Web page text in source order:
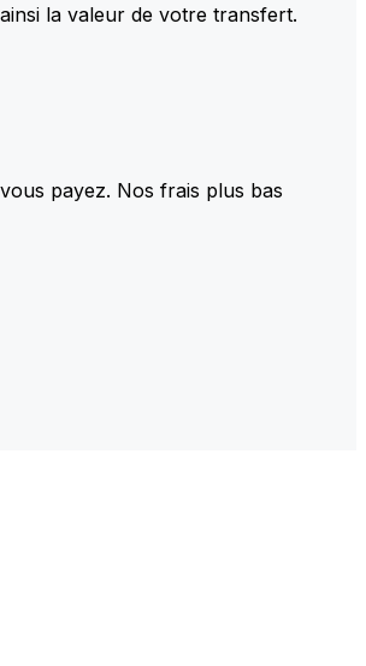
la valeur de votre transfert.
payez. Nos frais plus bas